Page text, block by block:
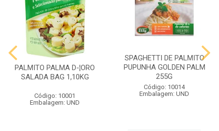
PALMITO PALMA D-¦ORO
SALADA BAG 1,10KG
Código: 10001
Embalagem: UND
SPAGHETTI DE PALMITO
PUPUNHA GOLDEN PALM
255G
Código: 10014
Embalagem: UND